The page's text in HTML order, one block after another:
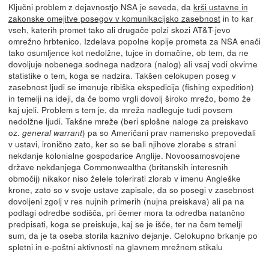
Ključni problem z dejavnostjo NSA je seveda, da krši ustavne in
zakonske omejitve posegov v komunikacijsko zasebnostin to kar
vseh, katerih promet tako ali drugače polzi skozi AT&T-jevo
omrežno hrbtenico. Izdelava popolne kopije prometa za NSA enači
tako osumljence kot nedolžne, tujce in domačine, ob tem, da ne
dovoljuje nobenega sodnega nadzora (nalog) ali vsaj vodi okvirne
statistike o tem, koga se nadzira. Takšen celokupen poseg v
zasebnost ljudi se imenuje ribiška ekspedicija (fishing expedition)
in temelji na ideji, da če bomo vrgli dovolj široko mrežo, bomo že
kaj ujeli. Problem s tem je, da mreža nadleguje tudi povsem
nedolžne ljudi. Takšne mreže (beri splošne naloge za preiskavo
oz. general warrant) pa so Američani prav namensko prepovedali
v ustavi, ironično zato, ker so se bali njihove zlorabe s strani
nekdanje kolonialne gospodarice Anglije. Novoosamosvojene
države nekdanjega Commonwealtha (britanskih interesnih
območij) nikakor niso želele tolerirati zlorab v imenu Angleške
krone, zato so v svoje ustave zapisale, da so posegi v zasebnost
dovoljeni zgolj v res nujnih primerih (nujna preiskava) ali pa na
podlagi odredbe sodišča, pri čemer mora ta odredba natančno
predpisati, koga se preiskuje, kaj se je išče, ter na čem temelji
sum, da je ta oseba storila kaznivo dejanje. Celokupno brkanje po
spletni in e-poštni aktivnosti na glavnem mrežnem stikalu